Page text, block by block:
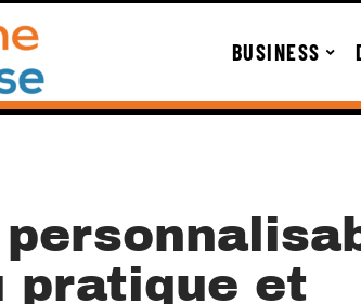
BUSINESS
pratique et